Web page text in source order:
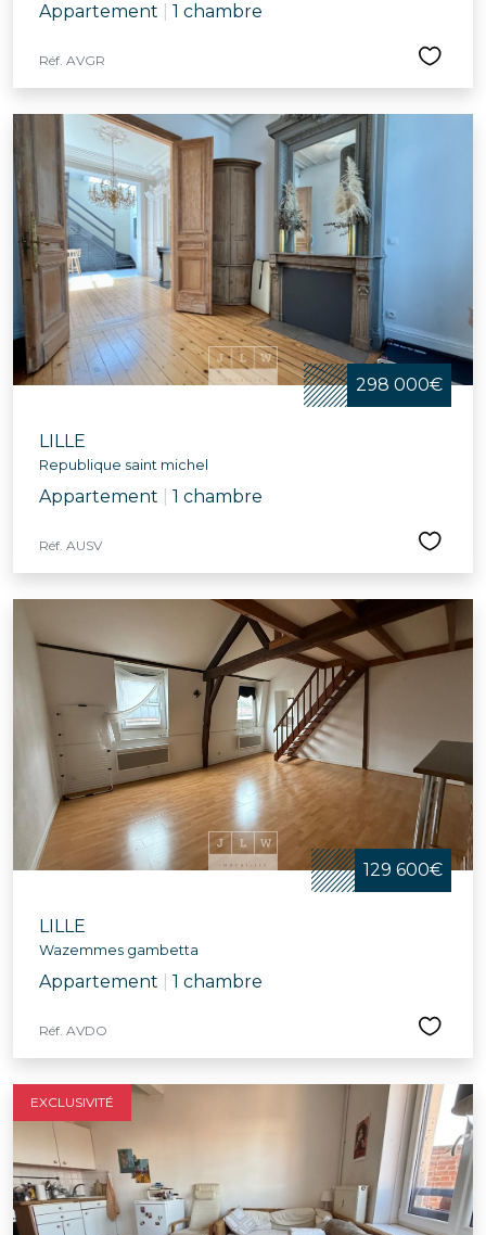
Appartement 1 chambre
Réf. AVGR
298 000€
LILLE
Republique saint michel
Appartement 1 chambre
Réf. AUSV
129 600€
LILLE
Wazemmes gambetta
Appartement 1 chambre
Réf. AVDO
EXCLUSIVITÉ